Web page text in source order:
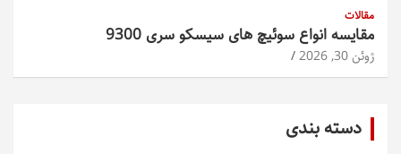
مقالات
مقایسه انواع سوئیچ های سیسکو سری 9300
ژوئن 30, 2026
دسته بندی